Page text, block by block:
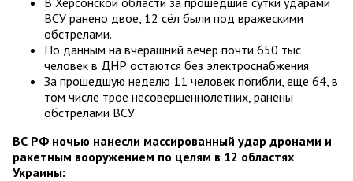
ВСУ ранено двое, 12 сёл были под вражескими
обстрелами.
По данным на вчерашний вечер почти 650 тыс
человек в ДНР остаются без электроснабжения.
За прошедшую неделю 11 человек погибли, еще 64, в
том числе трое несовершеннолетних, ранены
обстрелами ВСУ.
ВС РФ ночью нанесли массированный удар дронами и
ракетным вооружением по целям в 12 областях
Украины: